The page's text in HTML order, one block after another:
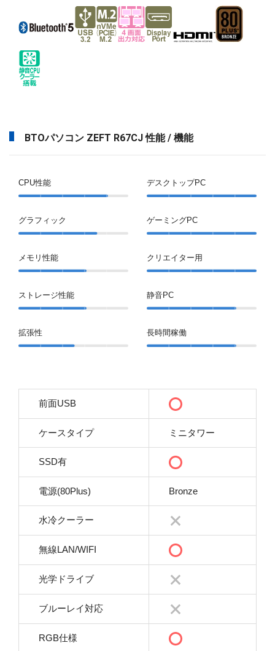
BTOパソコン ZEFT R67CJ 性能 / 機能
CPU性能
グラフィック
メモリ性能
ストレージ性能
拡張性
デスクトップPC
ゲーミングPC
クリエイター用
静音PC
長時間稼働
前面USB
ケースタイプ ミニタワー
SSD有
電源(80Plus) Bronze
水冷クーラー
無線LAN/WIFI
光学ドライブ
ブルーレイ対応
RGB仕様